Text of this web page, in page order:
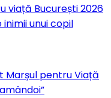
viață București 2026
unui copil
pentru Viață